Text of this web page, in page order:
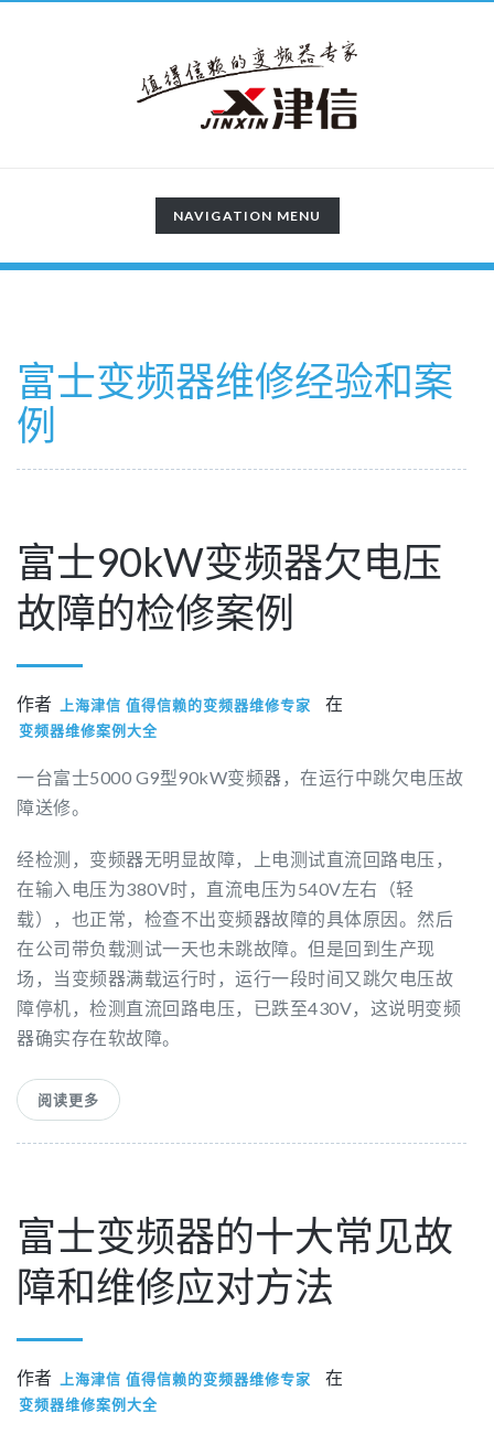
TOGGLE
NAVIGATION
NAVIGATION MENU
富士变频器维修经验和案
例
富士90kW变频器欠电压
故障的检修案例
作者 上海津信 值得信赖的变频器维修专家 在
变频器维修案例大全
一台富士5000 G9型90kW变频器，在运行中跳欠电压故
障送修。
经检测，变频器无明显故障，上电测试直流回路电压，
在输入电压为380V时，直流电压为540V左右（轻
载），也正常，检查不出变频器故障的具体原因。然后
在公司带负载测试一天也未跳故障。但是回到生产现
场，当变频器满载运行时，运行一段时间又跳欠电压故
障停机，检测直流回路电压，已跌至430V，这说明变频
器确实存在软故障。
阅读更多
富士变频器的十大常见故
障和维修应对方法
作者 上海津信 值得信赖的变频器维修专家 在
变频器维修案例大全